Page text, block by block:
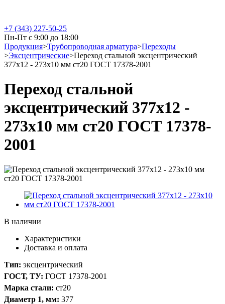
+7 (343) 227-50-25
Пн-Пт с 9:00 до 18:00
Продукция>Трубопроводная арматура>Переходы
>Эксцентрические>Переход стальной эксцентрический
377х12 - 273х10 мм ст20 ГОСТ 17378-2001
Переход стальной
эксцентрический 377х12 -
273х10 мм ст20 ГОСТ 17378-
2001
В наличии
Характеристики
Доставка и оплата
Тип: эксцентрический
ГОСТ, ТУ: ГОСТ 17378-2001
Марка стали: ст20
Диаметр 1, мм: 377